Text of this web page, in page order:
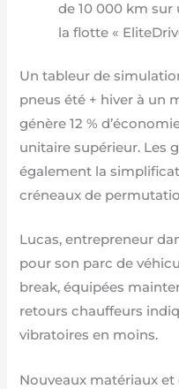
de 10 000 km sur
la flotte «
Un tableur de
pneus été + hiver à un
génère 12 %
unitaire supérieur. Les
également la
créneaux de
Lucas, entrepreneur
pour son parc de
break, équipées
retours chauffeurs
vibratoires en moins.
Nouveaux matériaux